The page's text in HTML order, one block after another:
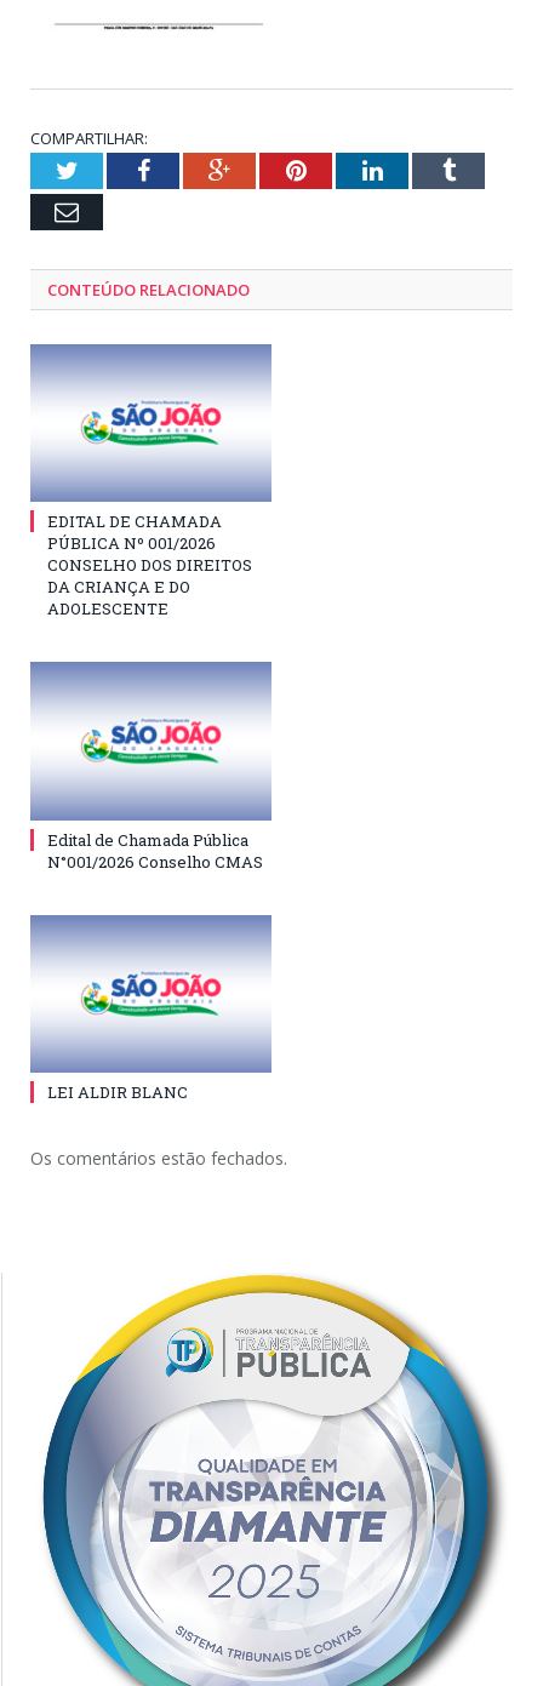
COMPARTILHAR:
TwitterFacebookGoogle+PinterestLinkedInTumblr
Email
CONTEÚDO RELACIONADO
EDITAL DE CHAMADA
PÚBLICA Nº 001/2026
CONSELHO DOS DIREITOS
DA CRIANÇA E DO
ADOLESCENTE
Edital de Chamada Pública
N°001/2026 Conselho CMAS
LEI ALDIR BLANC
Os comentários estão fechados.